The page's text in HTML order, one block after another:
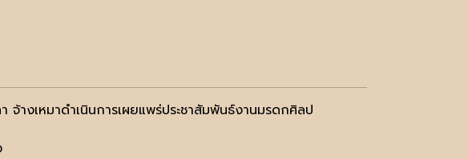
จ้างเหมาดำเนินการเผยแพร่ประชาสัมพันธ์งานมรดกศิลป